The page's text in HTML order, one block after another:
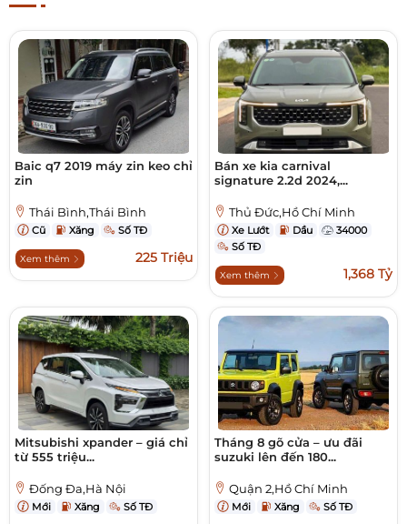
Baic q7 2019 máy zin keo chỉ
zin
Thái Bình,Thái Bình
Cũ Xăng Số TĐ
Xem thêm 225 Triệu
Bán xe kia carnival
signature 2.2d 2024,...
Thủ Đức,Hồ Chí Minh
Xe Lướt Dầu
34000
Số TĐ
Xem thêm 1,368 Tỷ
Mitsubishi xpander – giá chỉ
từ 555 triệu...
Đống Đa,Hà Nội
Mới Xăng Số TĐ
Tháng 8 gõ cửa – ưu đãi
suzuki lên đến 180...
Quận 2,Hồ Chí Minh
Mới Xăng Số TĐ